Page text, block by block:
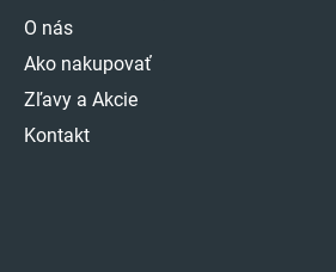
O nás
Ako nakupovať
Zľavy a Akcie
Kontakt